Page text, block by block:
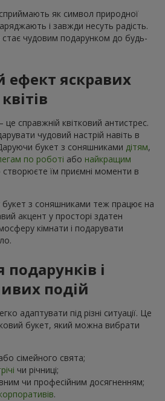
як символ природної
і завжди несуть радість.
чудовим подарунком до будь-
ефект яскравих
квітів
справжній квітковий антистрес.
чудовий настрій навіть в
букет з соняшниками дітям,
по роботі або найкращим
створюєте їм приємні моменти в
букет з соняшниками теж працює на
акцент у просторі здатен
кімнати і подарувати
подарунків і
подій
адаптувати під різні ситуації. Це
букет, який можна вибрати
сімейного свята;
чи річниці;
чи професійним досягненням;
.